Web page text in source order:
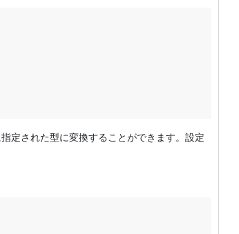
定された型に変換することができます。設定